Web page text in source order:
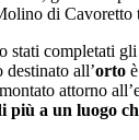
di Cavoretto
stati completati
all’orto
attorno
più a un luogo